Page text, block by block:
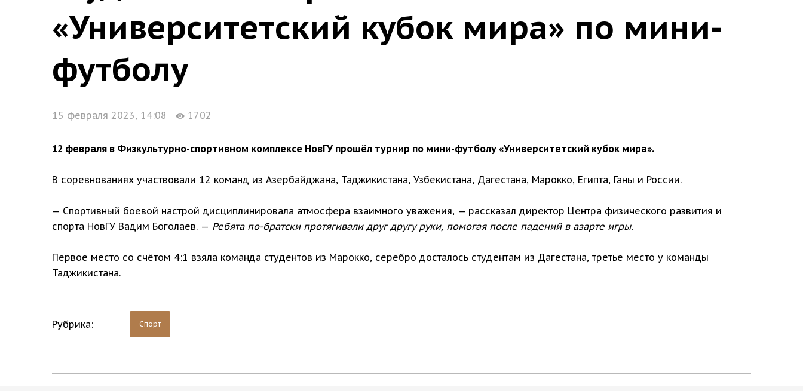
«Университетский кубок мира» по мини-
футболу
15 февраля 2023, 14:08 1702
12 февраля в Физкультурно-спортивном комплексе НовГУ прошёл турнир по мини-футболу «Университетский кубок мира».
В соревнованиях участвовали 12 команд из Азербайджана, Таджикистана, Узбекистана, Дагестана, Марокко, Египта, Ганы и России.
— Спортивный боевой настрой дисциплинировала атмосфера взаимного уважения, — рассказал директор Центра физического развития и
спорта НовГУ Вадим Боголаев. — Ребята по-братски протягивали друг другу руки, помогая после падений в азарте игры.
Первое место со счётом 4:1 взяла команда студентов из Марокко, серебро досталось студентам из Дагестана, третье место у команды
Таджикистана.
Рубрика: Спорт